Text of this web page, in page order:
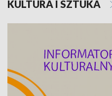
KULTURA I SZTUKA